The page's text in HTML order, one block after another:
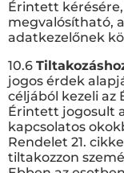
Érintett
megvalósítható,
adatkezelőnek
10.6
jogos érdek
céljából kezeli az
Érintett jogosult
kapcsolatos
Rendelet 21.
tiltakozzon